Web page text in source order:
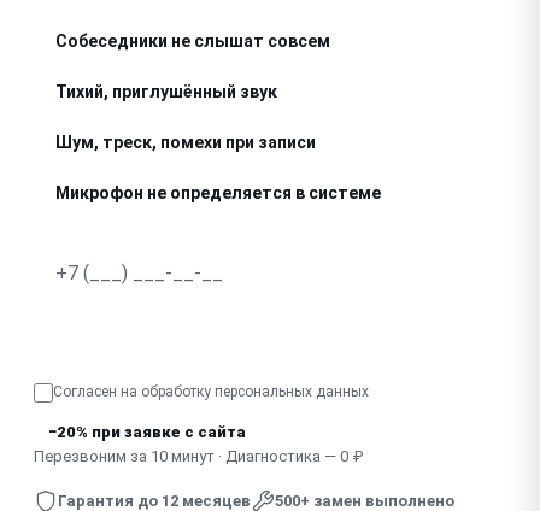
Собеседники не слышат совсем
Тихий, приглушённый звук
Шум, треск, помехи при записи
Микрофон не определяется в системе
Согласен на обработку персональных данных
−20% при заявке с сайта
Перезвоним за 10 минут · Диагностика — 0 ₽
Гарантия до 12 месяцев
500+ замен выполнено